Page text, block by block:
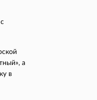
а
в